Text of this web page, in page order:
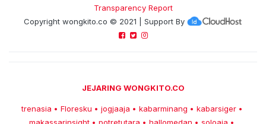
Transparency Report
Copyright wongkito.co © 2021 | Support By
JEJARING WONGKITO.CO
trenasia • Floresku • jogjaaja • kabarminang • kabarsiger •